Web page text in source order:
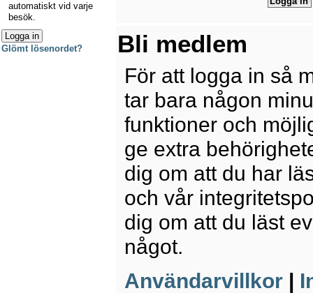
Bli medlem
För att logga in så
tar bara någon
funktioner och
ge extra
dig om att du har
och vår
dig om att du läst
något.
Användarvillkor |
automatiskt vid varje
besök.
Glömt lösenordet?